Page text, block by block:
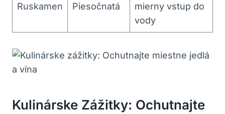
Ruskamen Piesočnatá
mierny vstup ⁢do
vody
Kulinárske Zážitky:‍ Ochutnajte